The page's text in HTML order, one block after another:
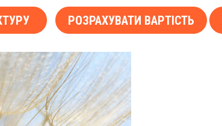
РОЗРАХУВАТИ ВАРТІСТЬ